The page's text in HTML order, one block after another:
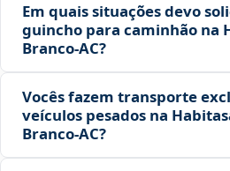
Em quais situações devo
guincho para caminhão na
Branco‑AC?
Vocês fazem transporte
veículos pesados na
Branco‑AC?